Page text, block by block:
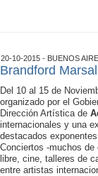
20-10-2015 - BUENOS
Brandford
Del 10 al 15 de
organizado por el
Dirección Artística de
internacionales y una
destacados
Conciertos -muchos
libre, cine, talleres de
entre artistas